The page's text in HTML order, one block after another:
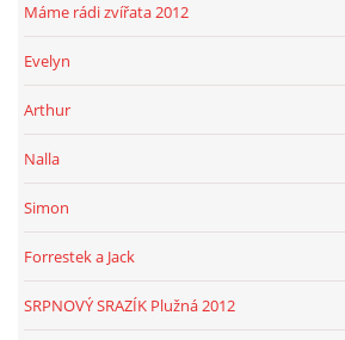
Máme rádi zvířata 2012
Evelyn
Arthur
Nalla
Simon
Forrestek a Jack
SRPNOVÝ SRAZÍK Plužná 2012